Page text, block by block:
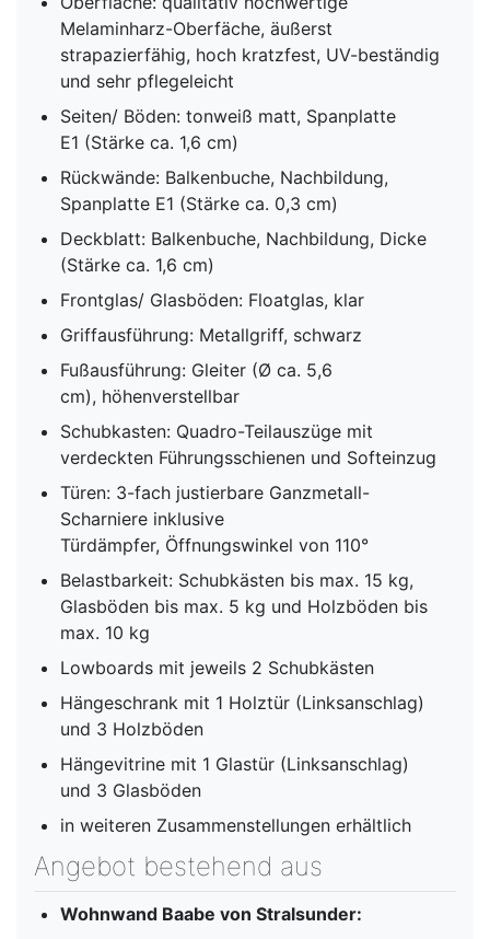
Melaminharz-Oberfäche, äußerst
strapazierfähig, hoch kratzfest, UV-beständig
und sehr pflegeleicht
Seiten/ Böden: tonweiß matt, Spanplatte
E1 (Stärke ca. 1,6 cm)
Rückwände: Balkenbuche, Nachbildung,
Spanplatte E1 (Stärke ca. 0,3 cm)
Deckblatt: Balkenbuche, Nachbildung, Dicke
(Stärke ca. 1,6 cm)
Frontglas/ Glasböden: Floatglas, klar
Griffausführung: Metallgriff, schwarz
Fußausführung: Gleiter (Ø ca. 5,6
cm), höhenverstellbar
Schubkasten: Quadro-Teilauszüge mit
verdeckten Führungsschienen und Softeinzug
Türen: 3-fach justierbare Ganzmetall-
Scharniere inklusive
Türdämpfer, Öffnungswinkel von 110°
Belastbarkeit: Schubkästen bis max. 15 kg,
Glasböden bis max. 5 kg und Holzböden bis
max. 10 kg
Lowboards mit jeweils 2 Schubkästen
Hängeschrank mit 1 Holztür (Linksanschlag)
und 3 Holzböden
Hängevitrine mit 1 Glastür (Linksanschlag)
und 3 Glasböden
in weiteren Zusammenstellungen erhältlich
Angebot bestehend aus
Wohnwand Baabe von Stralsunder: